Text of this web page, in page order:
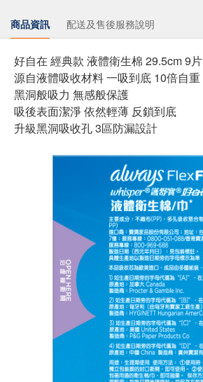
商品資訊 配送及售後服務說明
好自在 經典款 液體衛生棉 29.5cm 9片
源自液體吸收材料 一吸到底 10倍自重
黑洞般吸力 無感般保護
吸後表面潔淨 依然輕薄 反鎖到底
升級黑洞吸收孔 3區防漏設計